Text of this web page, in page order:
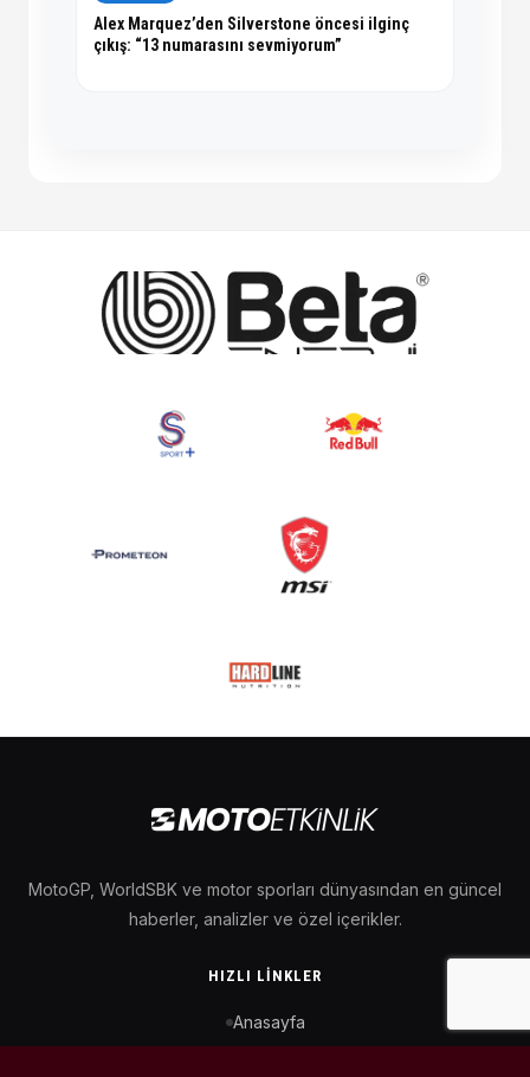
Alex Marquez’den Silverstone öncesi ilginç
çıkış: “13 numarasını sevmiyorum”
MotoGP, WorldSBK ve motor sporları dünyasından en güncel
haberler, analizler ve özel içerikler.
HIZLI LINKLER
Anasayfa